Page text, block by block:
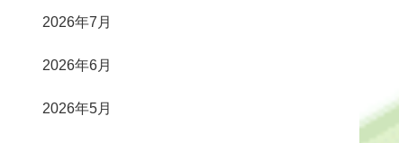
2026年7月
2026年6月
2026年5月